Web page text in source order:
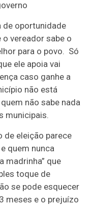
de oportunidade
vereador sabe o
para o povo. Só
ele apoia vai
caso ganhe a
não está
não sabe nada
municipais.
de eleição parece
quem nunca
madrinha” que
toque de
se pode esquecer
meses e o prejuízo